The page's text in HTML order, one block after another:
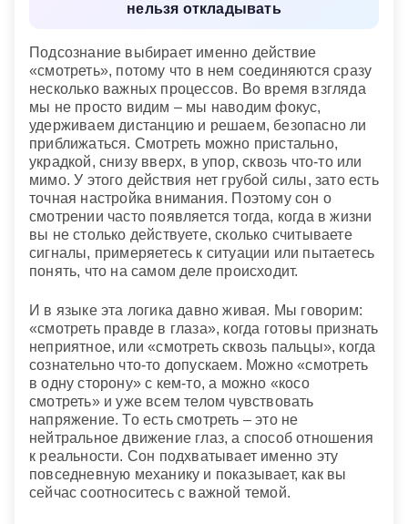
нельзя откладывать
Подсознание выбирает именно действие
«смотреть», потому что в нем соединяются сразу
несколько важных процессов. Во время взгляда
мы не просто видим – мы наводим фокус,
удерживаем дистанцию и решаем, безопасно ли
приближаться. Смотреть можно пристально,
украдкой, снизу вверх, в упор, сквозь что-то или
мимо. У этого действия нет грубой силы, зато есть
точная настройка внимания. Поэтому сон о
смотрении часто появляется тогда, когда в жизни
вы не столько действуете, сколько считываете
сигналы, примеряетесь к ситуации или пытаетесь
понять, что на самом деле происходит.
И в языке эта логика давно живая. Мы говорим:
«смотреть правде в глаза», когда готовы признать
неприятное, или «смотреть сквозь пальцы», когда
сознательно что-то допускаем. Можно «смотреть
в одну сторону» с кем-то, а можно «косо
смотреть» и уже всем телом чувствовать
напряжение. То есть смотреть – это не
нейтральное движение глаз, а способ отношения
к реальности. Сон подхватывает именно эту
повседневную механику и показывает, как вы
сейчас соотноситесь с важной темой.